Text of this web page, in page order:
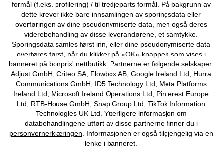
© 2026 bonprix.
formål (f.eks. profilering) / til tredjeparts formål. På bakgrunn av
dette krever ikke bare innsamlingen av sporingsdata eller
overføringen av dine pseudonymiserte data, men også deres
viderebehandling av disse leverandørene, et samtykke.
Sporingsdata samles først inn, eller dine pseudonymiserte data
overføres først, når du klikker på «OK»-knappen som vises i
banneret på bonprix' nettbutikk. Partnerne er følgende selskaper:
Adjust GmbH, Criteo SA, Flowbox AB, Google Ireland Ltd, Hurra
Communications GmbH, ID5 Technology Ltd, Meta Platforms
Ireland Ltd, Microsoft Ireland Operations Ltd, Pinterest Europe
Ltd, RTB-House GmbH, Snap Group Ltd, TikTok Information
Technologies UK Ltd. Ytterligere informasjon om
databehandlingene utført av disse partnerne finner du i
personvernerklæringen . Informasjonen er også tilgjengelig via en
lenke i banneret.